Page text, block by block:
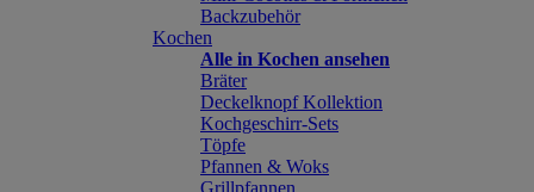
Backzubehör
Kochen
Alle in Kochen ansehen
Bräter
Deckelknopf Kollektion
Kochgeschirr-Sets
Töpfe
Pfannen & Woks
Grillpfannen